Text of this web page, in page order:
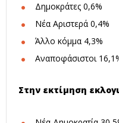
Δημοκράτες 0,6%
Νέα Αριστερά 0,4%
Άλλο κόμμα 4,3%
Αναποφάσιστοι
Στην εκτίμηση